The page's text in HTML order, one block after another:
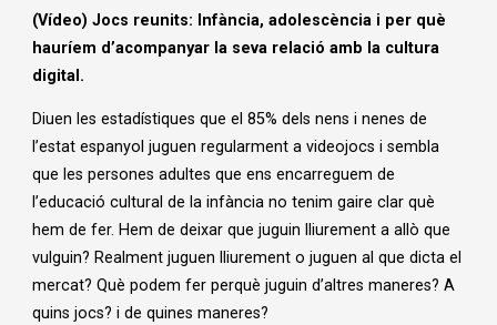
(Vídeo) Jocs reunits: Infància, adolescència i per què
hauríem d’acompanyar la seva relació amb la cultura
digital.
Diuen les estadístiques que el 85% dels nens i nenes de
l’estat espanyol juguen regularment a videojocs i sembla
que les persones adultes que ens encarreguem de
l’educació cultural de la infància no tenim gaire clar què
hem de fer. Hem de deixar que juguin lliurement a allò que
vulguin? Realment juguen lliurement o juguen al que dicta el
mercat? Què podem fer perquè juguin d’altres maneres? A
quins jocs? i de quines maneres?